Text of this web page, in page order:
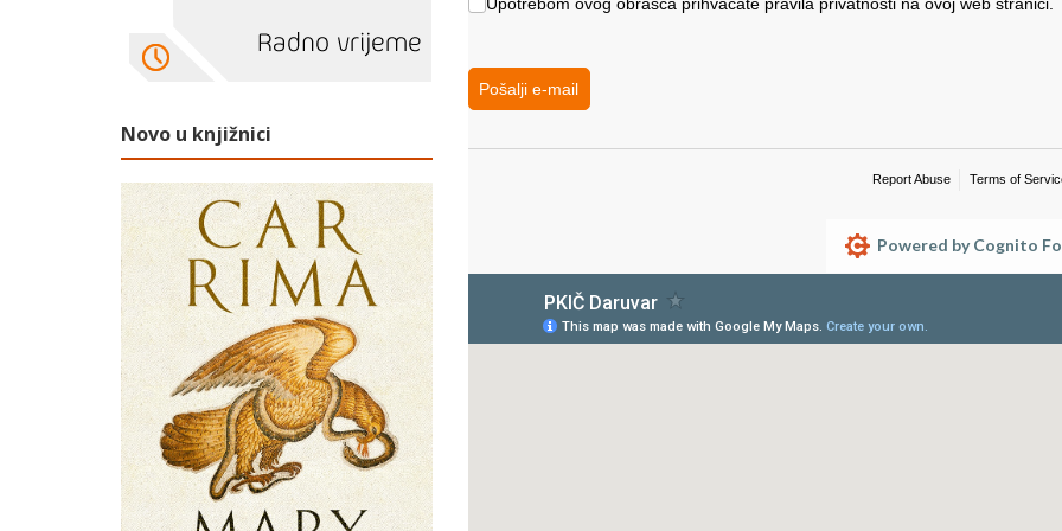
Pošalji e-mail
Report Abuse Terms of
Powered by Cognito
Novo u knjižnici